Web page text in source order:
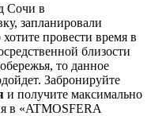
Сочи в
запланировали
провести время в
близости
то данное
Забронируйте
и получите максимально
в «ATMOSFERA